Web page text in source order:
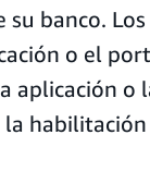
su banco.
o el
aplicación o
la